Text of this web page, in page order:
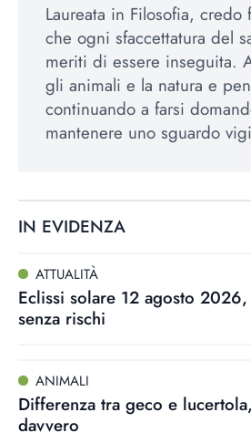
Laureata in Filosofia, credo
che ogni sfaccettatura del
meriti di essere inseguita.
gli animali e la natura e
continuando a farsi
mantenere uno sguardo
IN EVIDENZA
ATTUALITÀ
Eclissi solare 12 agosto
senza rischi
ANIMALI
Differenza tra geco e
davvero